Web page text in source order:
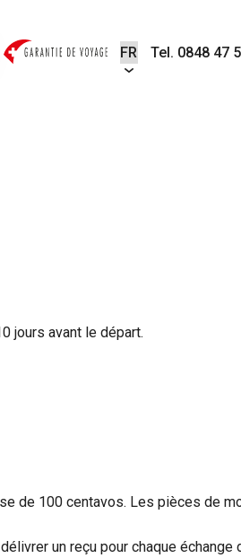
Tel. 0848 47
jours avant le départ.
de 100 centavos. Les pièces de
un reçu pour chaque échange